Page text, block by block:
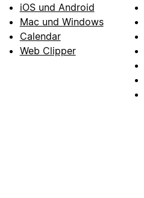
iOS und Android
Mac und Windows
Calendar
Web Clipper